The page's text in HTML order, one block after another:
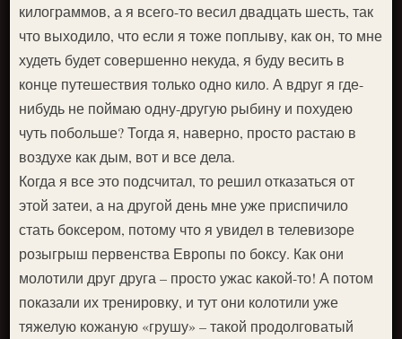
килограммов, а я всего-то весил двадцать шесть, так
что выходило, что если я тоже поплыву, как он, то мне
худеть будет совершенно некуда, я буду весить в
конце путешествия только одно кило. А вдруг я где-
нибудь не поймаю одну-другую рыбину и похудею
чуть побольше? Тогда я, наверно, просто растаю в
воздухе как дым, вот и все дела.
Когда я все это подсчитал, то решил отказаться от
этой затеи, а на другой день мне уже приспичило
стать боксером, потому что я увидел в телевизоре
розыгрыш первенства Европы по боксу. Как они
молотили друг друга – просто ужас какой-то! А потом
показали их тренировку, и тут они колотили уже
тяжелую кожаную «грушу» – такой продолговатый